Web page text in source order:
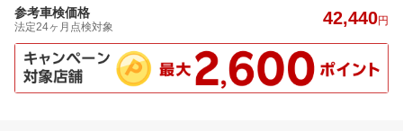
参考車検価格
法定24ヶ月点検対象 42,440円